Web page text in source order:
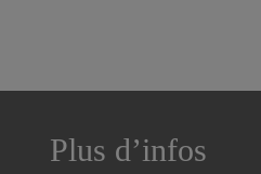
Plus d’infos